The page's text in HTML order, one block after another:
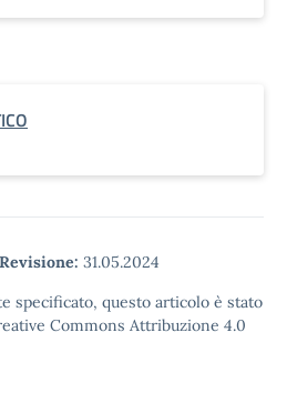
Revisione: 31.05.2024
specificato, questo articolo è stato
Commons Attribuzione 4.0